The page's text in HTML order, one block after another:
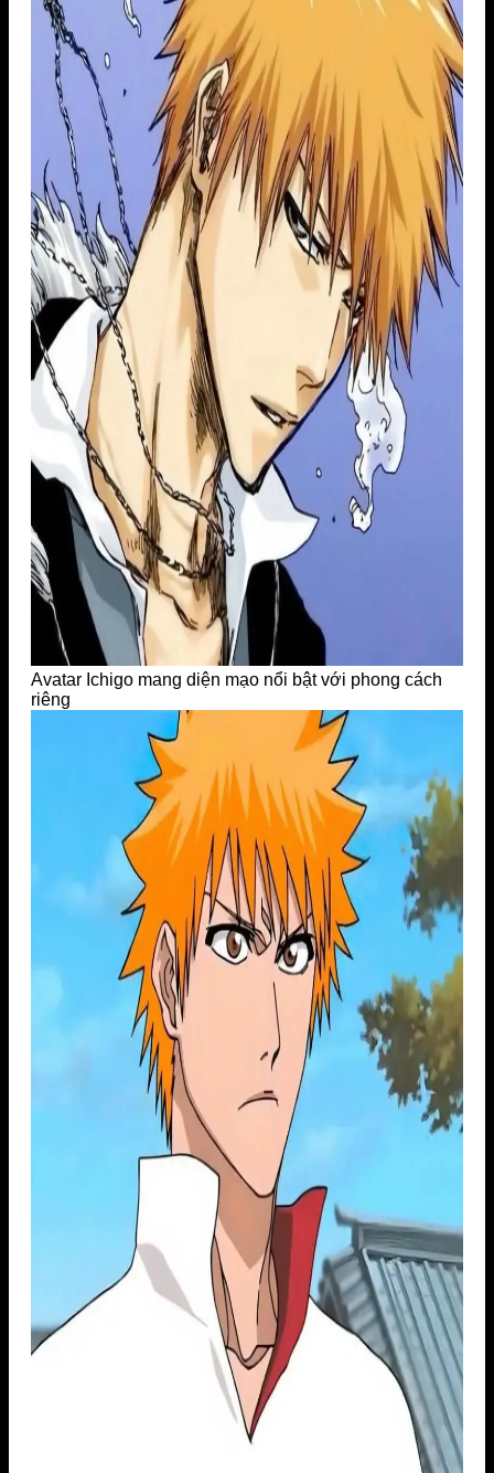
Avatar Ichigo mang diện mạo nổi bật với phong cách
riêng